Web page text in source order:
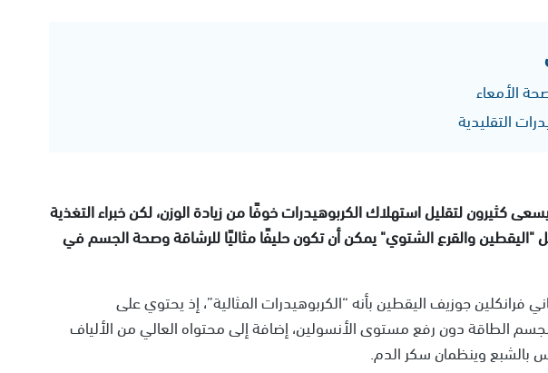
الأمعاء
التقليدية
كثيرون لتقليل استهلاك الكربوهيدرات خوفًا من زيادة الوزن، لكن خبراء التغذية
"اليقطين والقرع الشتوي" يمكن أن تكون حليفًا مثاليًا للرشاقة وصحة الجسم في
فرانكلين جوزيف اليقطين بأنه “الكربوهيدرات المثالية”، إذ يحتوي على
الطاقة دون رفع مستوى الأنسولين، إضافة إلى محتواه العالي من الألياف
بالشبع وينظمان سكر الدم.